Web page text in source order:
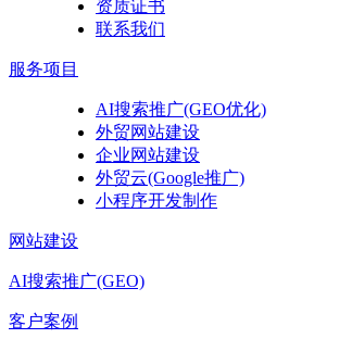
资质证书
联系我们
服务项目
AI搜索推广(GEO优化)
外贸网站建设
企业网站建设
外贸云(Google推广)
小程序开发制作
网站建设
AI搜索推广(GEO)
客户案例